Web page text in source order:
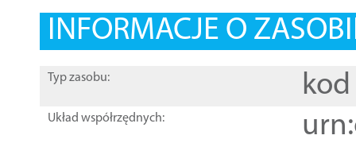
INFORMACJE O
Typ zasobu: kod
Układ współrzędnych: